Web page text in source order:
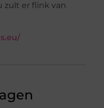
zult er flink van